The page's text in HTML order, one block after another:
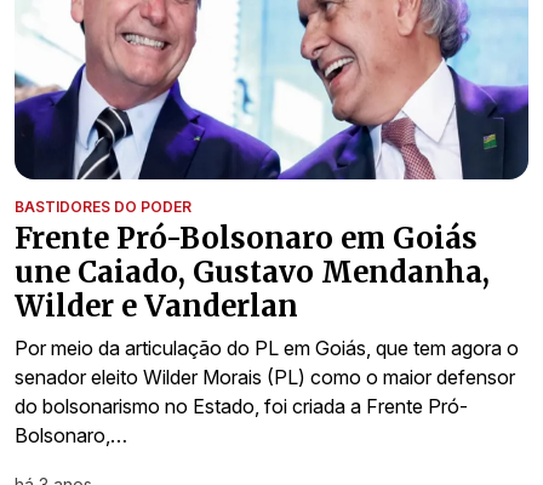
BASTIDORES DO PODER
Frente Pró-Bolsonaro em Goiás
une Caiado, Gustavo Mendanha,
Wilder e Vanderlan
Por meio da articulação do PL em Goiás, que tem agora o
senador eleito Wilder Morais (PL) como o maior defensor
do bolsonarismo no Estado, foi criada a Frente Pró-
Bolsonaro,…